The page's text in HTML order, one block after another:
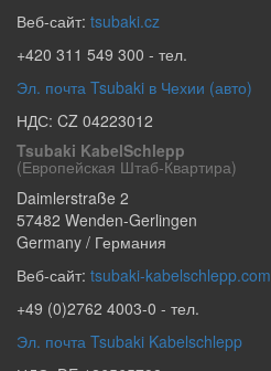
Веб-сайт: tsubaki.cz
+420 311 549 300 - тел.
Эл. почта Tsubaki в Чехии (авто)
НДС: CZ 04223012
Tsubaki KabelSchlepp
(европейская Штаб-Квартира)
Daimlerstraße 2
57482 Wenden-Gerlingen
Germany / Германия
Веб-сайт: tsubaki-kabelschlepp.com
+49 (0)2762 4003-0 - тел.
Эл. почта Tsubaki Kabelschlepp